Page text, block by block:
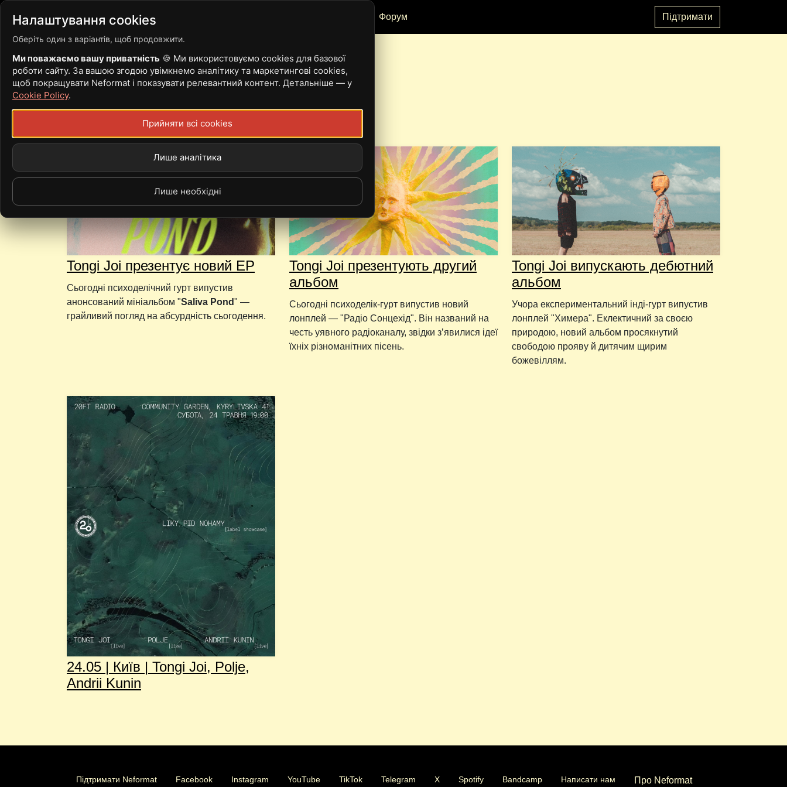
Війна Форум Підтримати
TONGI JOI
Tongi Joi презентує новий EP
Сьогодні психоделічний гурт випустив
анонсований мініальбом "Saliva Pond" —
грайливий погляд на абсурдність сьогодення.
Tongi Joi презентують другий
альбом
Сьогодні психоделік-гурт випустив новий
лонплей — "Радіо Сонцехід". Він названий на
честь уявного радіоканалу, звідки зʼявилися ідеї
їхніх різноманітних пісень.
Tongi Joi випускають дебютний
альбом
Учора експериментальний інді-гурт випустив
лонплей "Химера". Еклектичний за своєю
природою, новий альбом просякнутий
свободою прояву й дитячим щирим
божевіллям.
24.05 | Київ | Tongi Joi, Polje,
Andrii Kunin
Підтримати Neformat Facebook Instagram YouTube TikTok Telegram X Spotify Bandcamp Написати нам Про Neformat
Налаштування cookies
Оберіть один з варіантів, щоб продовжити.
Ми поважаємо вашу приватність 🍪 Ми використовуємо cookies для базової
роботи сайту. За вашою згодою увімкнемо аналітику та маркетингові cookies,
щоб покращувати Neformat і показувати релевантний контент. Детальніше — у
Cookie Policy.
Прийняти всі cookies
Лише аналітика
Лише необхідні